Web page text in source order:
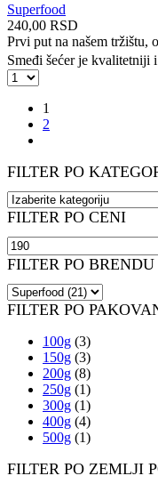
Superfood
240,00 RSD
Prvi put na našem tržištu,
Smeđi šećer je kvalitetniji
Trščani
šećer
organski
250g
1
2
FILTER PO
FILTER PO CENI
Minimalna
cena
FILTER PO BRENDU
FILTER PO
100g (3)
150g (3)
200g (8)
250g (1)
300g (1)
400g (4)
500g (1)
FILTER PO ZEMLJI